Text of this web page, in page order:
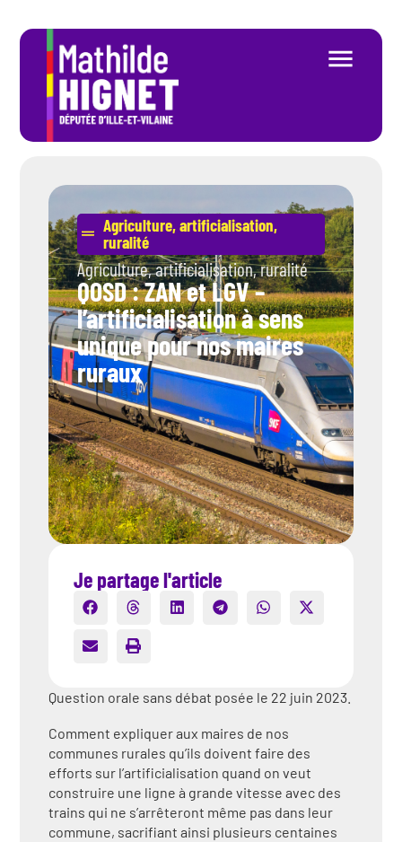
Agriculture,artificialisation,
ruralité
Agriculture,artificialisation,ruralité
QOSD : ZAN et LGV –
l’artificialisation à sens
unique pour nos maires
ruraux
Je partage l'article
Question orale sans débat posée le 22 juin 2023.
Comment expliquer aux maires de nos
communes rurales qu’ils doivent faire des
efforts sur l’artificialisation quand on veut
construire une ligne à grande vitesse avec des
trains qui ne s’arrêteront même pas dans leur
commune, sacrifiant ainsi plusieurs centaines